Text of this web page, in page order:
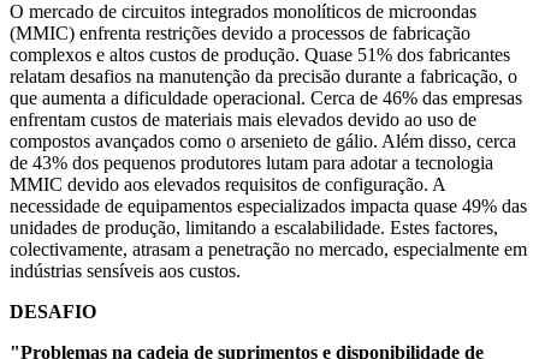
O mercado de circuitos integrados monolíticos de microondas
(MMIC) enfrenta restrições devido a processos de fabricação
complexos e altos custos de produção. Quase 51% dos fabricantes
relatam desafios na manutenção da precisão durante a fabricação, o
que aumenta a dificuldade operacional. Cerca de 46% das empresas
enfrentam custos de materiais mais elevados devido ao uso de
compostos avançados como o arsenieto de gálio. Além disso, cerca
de 43% dos pequenos produtores lutam para adotar a tecnologia
MMIC devido aos elevados requisitos de configuração. A
necessidade de equipamentos especializados impacta quase 49% das
unidades de produção, limitando a escalabilidade. Estes factores,
colectivamente, atrasam a penetração no mercado, especialmente em
indústrias sensíveis aos custos.
DESAFIO
"Problemas na cadeia de suprimentos e disponibilidade de